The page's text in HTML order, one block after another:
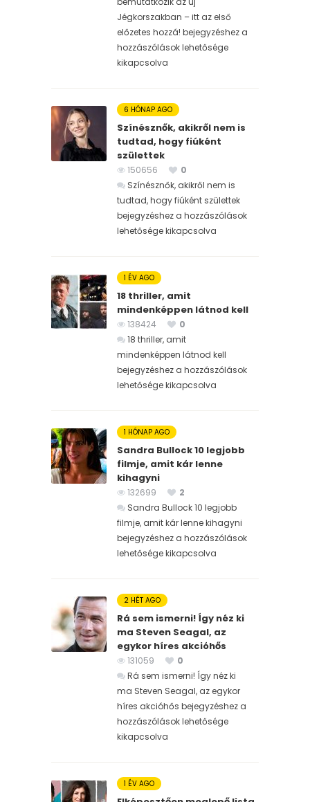
Jégkorszakban – itt az első
előzetes hozzá! bejegyzéshez a
hozzászólások lehetősége
kikapcsolva
6 HÓNAP AGO
Színésznők, akikről nem is
tudtad, hogy fiúként
születtek
150656
0
Színésznők, akikről nem is
tudtad, hogy fiúként születtek
bejegyzéshez a hozzászólások
lehetősége kikapcsolva
1 ÉV AGO
18 thriller, amit
mindenképpen látnod kell
138424
0
18 thriller, amit
mindenképpen látnod kell
bejegyzéshez a hozzászólások
lehetősége kikapcsolva
1 HÓNAP AGO
Sandra Bullock 10 legjobb
filmje, amit kár lenne
kihagyni
132699
2
Sandra Bullock 10 legjobb
filmje, amit kár lenne kihagyni
bejegyzéshez a hozzászólások
lehetősége kikapcsolva
2 HÉT AGO
Rá sem ismerni! Így néz ki
ma Steven Seagal, az
egykor híres akcióhős
131059
0
Rá sem ismerni! Így néz ki
ma Steven Seagal, az egykor
híres akcióhős bejegyzéshez a
hozzászólások lehetősége
kikapcsolva
1 ÉV AGO